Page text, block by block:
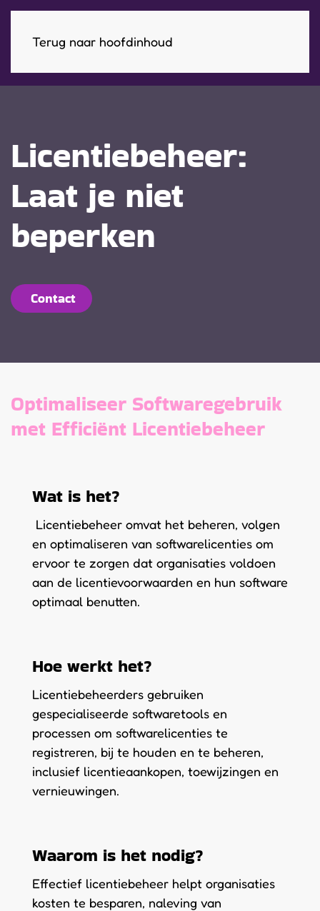
Terug naar hoofdinhoud
Licentiebeheer:
Laat je niet
beperken
Contact
Optimaliseer Softwaregebruik
met Efficiënt Licentiebeheer
Wat is het?
Licentiebeheer omvat het beheren, volgen
en optimaliseren van softwarelicenties om
ervoor te zorgen dat organisaties voldoen
aan de licentievoorwaarden en hun software
optimaal benutten.
Hoe werkt het?
Licentiebeheerders gebruiken
gespecialiseerde softwaretools en
processen om softwarelicenties te
registreren, bij te houden en te beheren,
inclusief licentieaankopen, toewijzingen en
vernieuwingen.
Waarom is het nodig?
Effectief licentiebeheer helpt organisaties
kosten te besparen, naleving van